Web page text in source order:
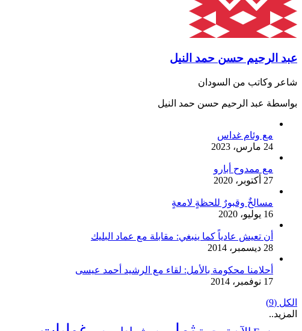
عبد الرحيم حسن حمد النيل
شاعر وكاتب من السودان
بواسطة عبد الرحيم حسن حمد النيل
مع وئام غداس
24 مارس، 2023
مع ممدوح أبارو
27 أكتوبر، 2020
مسالخٌ وقبورٌ للحظةٍ لامعةٍ
16 يوليو، 2020
أن تعيش عادياً كما ينبغي: مقابلة مع عماد البليك
28 ديسمبر، 2014
أحلامنا محكومة بالأمل: لقاء مع الرشيد أحمد عيسى
17 نوفمبر، 2014
الكل (9)
المزيد..